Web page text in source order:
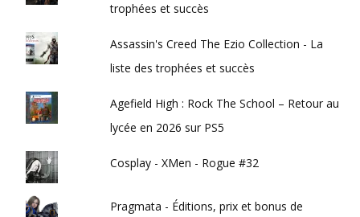
trophées et succès
Assassin's Creed The Ezio Collection - La
liste des trophées et succès
Agefield High : Rock The School – Retour au
lycée en 2026 sur PS5
Cosplay - XMen - Rogue #32
Pragmata - Éditions, prix et bonus de